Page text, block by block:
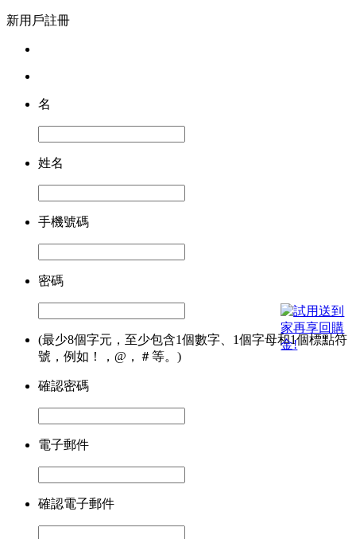
新用戶註冊
名
姓名
手機號碼
密碼
(最少8個字元，至少包含1個數字、1個字母和1個標點符
號，例如！，@，＃等。)
確認密碼
電子郵件
確認電子郵件